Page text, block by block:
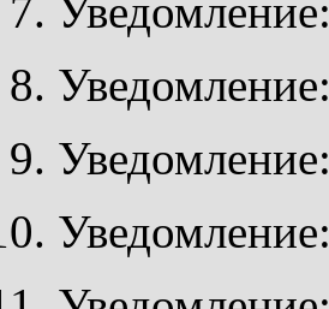
Уведомление:
Уведомление:
Уведомление:
Уведомление: